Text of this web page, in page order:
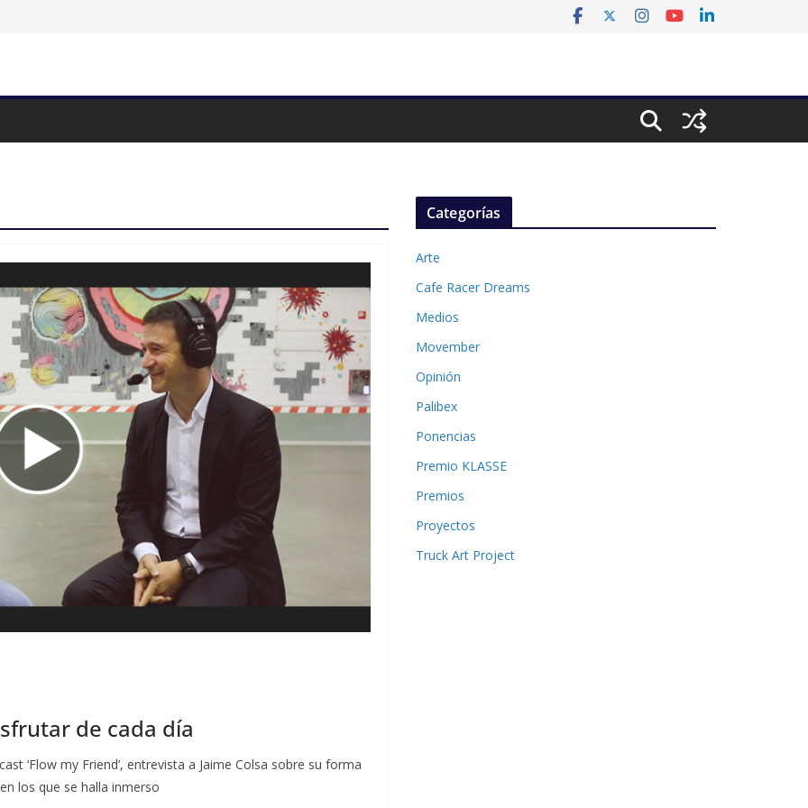
de cada día
‘Flow my Friend’, entrevista a Jaime Colsa sobre su forma
los que se halla inmerso
Categorías
Arte
Cafe Racer Dreams
Medios
Movember
Opinión
Palibex
Ponencias
Premio KLASSE
Premios
Proyectos
Truck Art Project